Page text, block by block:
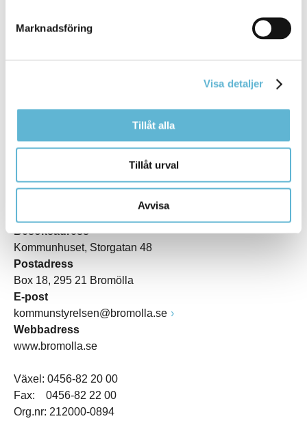
Marknadsföring
Visa detaljer
Tillåt alla
Tillåt urval
Avvisa
KONTAKT
Besöksadress
Kommunhuset, Storgatan 48
Postadress
Box 18, 295 21 Bromölla
E-post
kommunstyrelsen@bromolla.se
Webbadress
www.bromolla.se
Växel: 0456-82 20 00
Fax: 0456-82 22 00
Org.nr: 212000-0894